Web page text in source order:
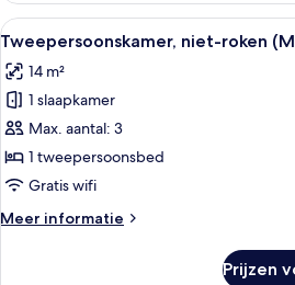
Alle
foto's
voor
Tweepersoonskamer,
niet-
roken
(Minimal
Room)
Een
9
Tweepersoonskamer, niet-roken
14 m²
1 slaapkamer
Max. aantal: 3
1 tweepersoonsbed
Gratis wifi
Meer informatie
Meer
Prijzen